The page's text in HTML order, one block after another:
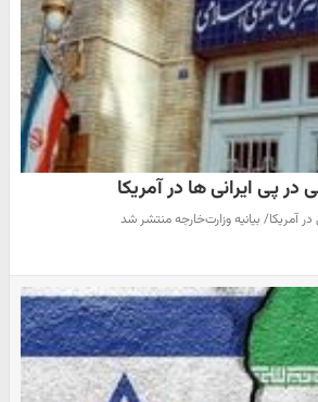
پی ایرانی ها در آمریکا
در آمریکا/ بیانیه وزارت‌خارجه منتشر شد